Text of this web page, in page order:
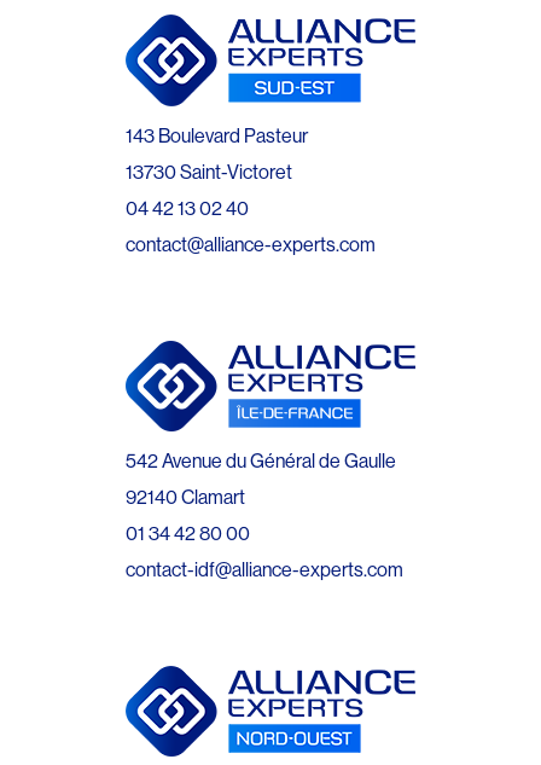
143 Boulevard Pasteur
13730 Saint-Victoret
04 42 13 02 40
contact@alliance-experts.com
542 Avenue du Général de Gaulle
92140 Clamart
01 34 42 80 00
contact-idf@alliance-experts.com